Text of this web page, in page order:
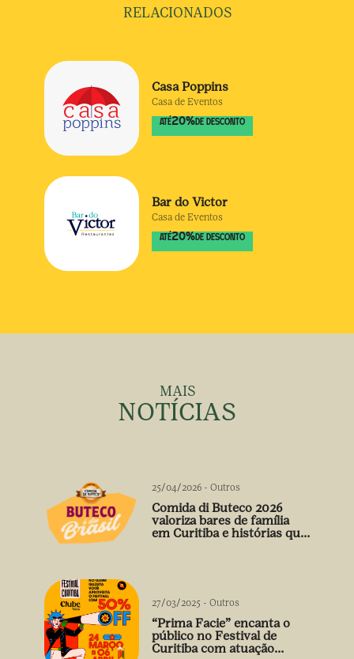
RELACIONADOS
Casa Poppins
Casa de Eventos
ATÉ20% DE DESCONTO
Bar do Victor
Casa de Eventos
ATÉ20% DE DESCONTO
MAIS
NOTÍCIAS
25/04/2026 - Outros
Comida di Buteco 2026
valoriza bares de família
em Curitiba e histórias que
27/03/2025 - Outros
“Prima Facie” encanta o
público no Festival de
Curitiba com atuação